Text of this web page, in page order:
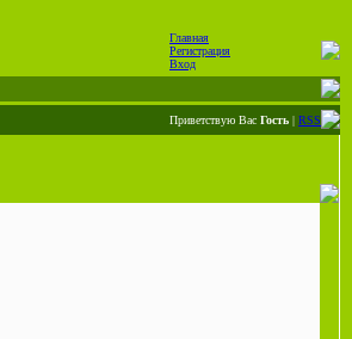
Главная
Регистрация
Вход
Приветствую Вас Гость | RSS